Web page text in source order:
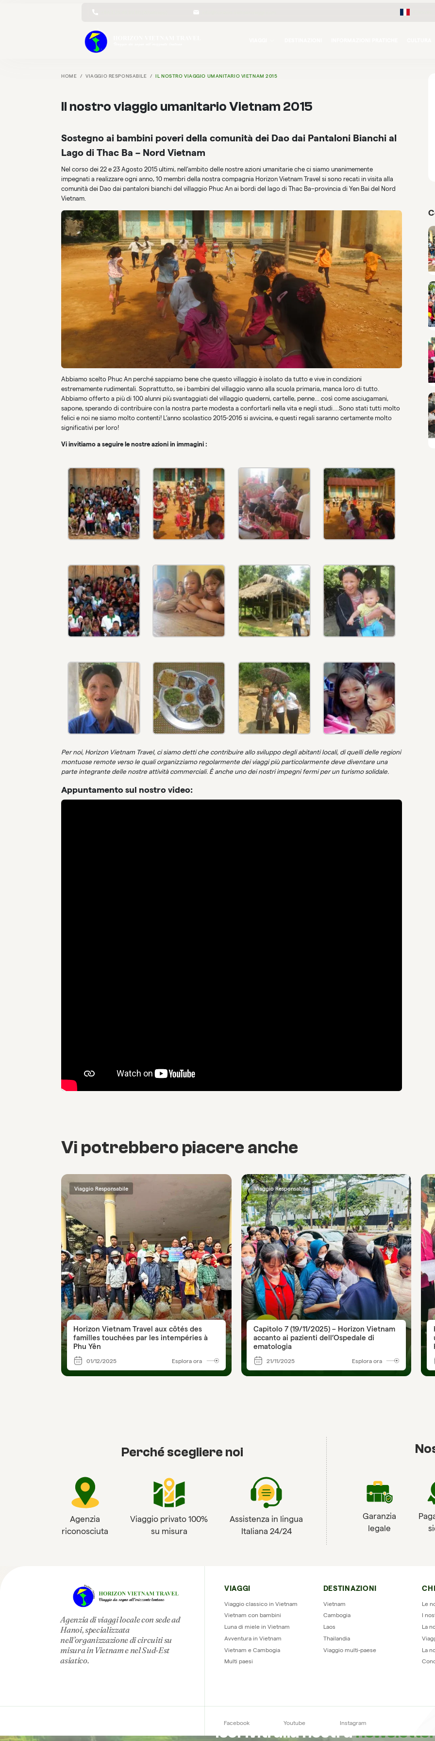
HOME VIAGGIO RESPONSABILE IL NOSTRO VIAGGIO UMANITARIO VIETNAM 2015
Il nostro viaggio umanitario Vietnam 2015
Sostegno ai bambini poveri della comunità dei Dao dai Pantaloni Bianchi al
Lago di Thac Ba – Nord Vietnam
Nel corso dei 22 e 23 Agosto 2015 ultimi, nell’ambito delle nostre azioni umanitarie che ci siamo unanimemente
impegnati a realizzare ogni anno, 10 membri della nostra compagnia Horizon Vietnam Travel si sono recati in visita alla
comunità dei Dao dai pantaloni bianchi del villaggio Phuc An ai bordi del lago di Thac Ba–provincia di Yen Bai del Nord
Vietnam.
Abbiamo scelto Phuc An perché sappiamo bene che questo villaggio è isolato da tutto e vive in condizioni
estremamente rudimentali. Soprattutto, se i bambini del villaggio vanno alla scuola primaria, manca loro di tutto.
Abbiamo offerto a più di 100 alunni più svantaggiati del villaggio quaderni, cartelle, penne… così come asciugamani,
sapone, sperando di contribuire con la nostra parte modesta a confortarli nella vita e negli studi….Sono stati tutti molto
felici e noi ne siamo molto contenti! L’anno scolastico 2015-2016 si avvicina, e questi regali saranno certamente molto
significativi per loro!
Vi invitiamo a seguire le nostre azioni in immagini :
Per noi, Horizon Vietnam Travel, ci siamo detti che contribuire allo sviluppo degli abitanti locali, di quelli delle regioni
montuose remote verso le quali organizziamo regolarmente dei viaggi più particolarmente deve diventare una
parte integrante delle nostre attività commerciali. È anche uno dei nostri impegni fermi per un turismo solidale.
Appuntamento sul nostro video:
Vi potrebbero piacere anche
Viaggio Responsabile
Horizon Vietnam Travel aux côtés des
familles touchées par les intempéries à
Phu Yên
01/12/2025 Esplora ora
Viaggio Responsabile
Capitolo 7 (19/11/2025) – Horizon Vietnam
accanto ai pazienti dell’Ospedale di
ematologia
21/11/2025 Esplora ora
Perché scegliere noi
Agenzia
riconosciuta
Viaggio privato 100%
su misura
Assistenza in lingua
Italiana 24/24
Garanzia
legale
Recensioni su Horizon Vietnam
Iscriviti alla nostra
Agenzia di viaggi locale con sede ad
Hanoi, specializzata
nell’organizzazione di circuiti su
misura in Vietnam e nel Sud-Est
asiatico.
VIAGGI
Viaggio classico in Vietnam
Vietnam con bambini
Luna di miele in Vietnam
Avventura in Vietnam
Vietnam e Cambogia
Multi paesi
DESTINAZIONI
Vietnam
Cambogia
Laos
Thailandia
Viaggio multi-paese
Le
I
La
La
Facebook Youtube Instagram